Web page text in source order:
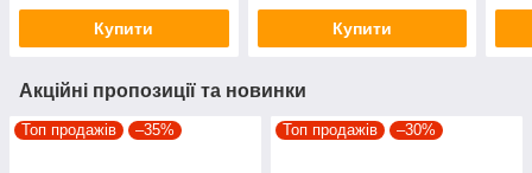
Купити Купити
Акційні пропозиції та новинки
Топ продажів –35% Топ продажів –30%